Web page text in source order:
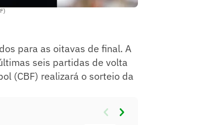
para as oitavas de final. A
seis partidas de volta
(CBF) realizará o sorteio da